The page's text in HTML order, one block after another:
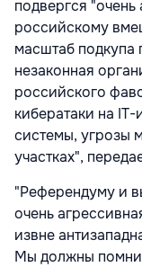
подвергся
российскому
масштаб подкупа
незаконная
российского
кибератаки на
системы, угрозы
участках",
"Референдуму и
очень
извне
Мы должны